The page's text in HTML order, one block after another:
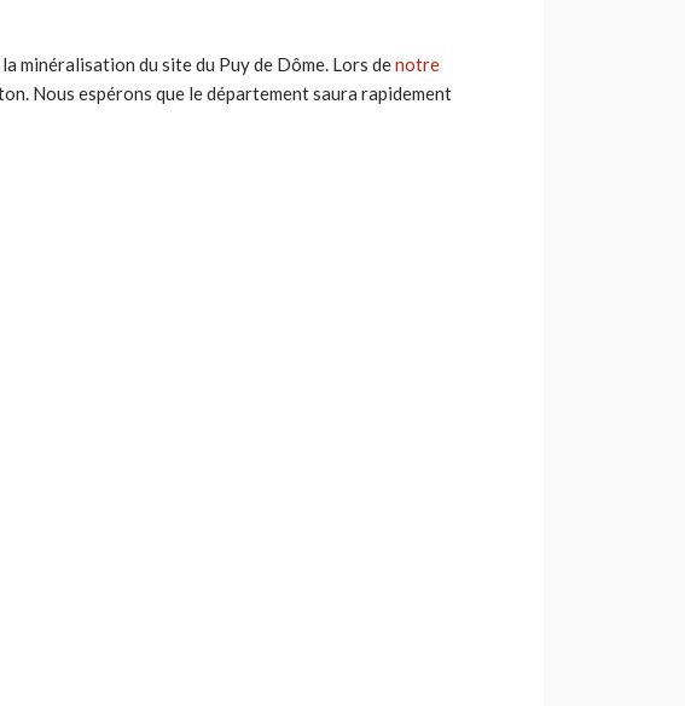
minéralisation du site du Puy de Dôme. Lors denotre
Nous espérons que le département saura rapidement